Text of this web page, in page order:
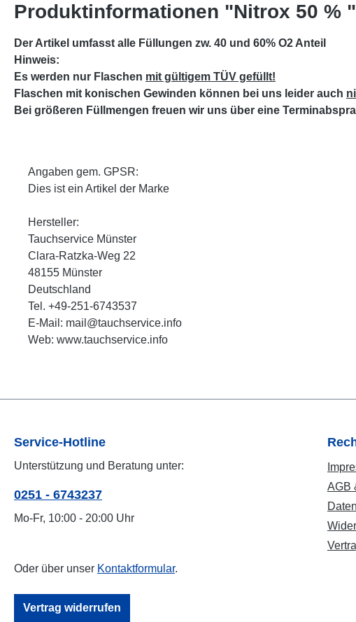
Produktinformationen "Nitrox 50 % "
Der Artikel umfasst alle Füllungen zw. 40 und 60% O2 Anteil
Hinweis:
Es werden nur Flaschen mit gültigem TÜV gefüllt!
Flaschen mit konischen Gewinden können bei uns leider auch
Bei größeren Füllmengen freuen wir uns über eine
Angaben gem. GPSR:
Dies ist ein Artikel der Marke
Hersteller:
Tauchservice Münster
Clara-Ratzka-Weg 22
48155 Münster
Deutschland
Tel. +49-251-6743537
E-Mail: mail@tauchservice.info
Web: www.tauchservice.info
Service-Hotline
Unterstützung und Beratung unter:
0251 - 6743237
Mo-Fr, 10:00 - 20:00 Uhr
Oder über unser Kontaktformular.
Vertrag widerrufen
AGB